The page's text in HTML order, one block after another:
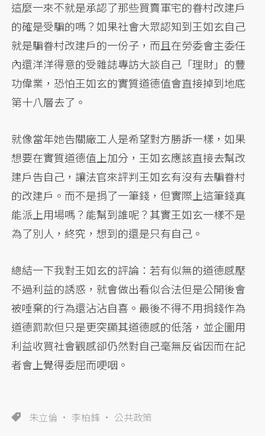
這麼一來不就是承認了那些買賣軍宅的眷村改建戶
的確是受騙的嗎？如果社會大眾認知到王如玄自己
就是騙眷村改建戶的一份子，而且在勞委會主委任
內還洋洋得意的受雜誌專訪大談自己「理財」的豐
功偉業，恐怕王如玄的實質道德值會直接掉到地底
第十八層去了。
就像當年她告關廠工人是希望對方勝訴一樣，如果
想要在實質道德值上加分，王如玄應該直接去幫改
建戶告自己，讓法官來評判王如玄有沒有去騙眷村
的改建戶。而不是捐了一筆錢，但實際上這筆錢真
能派上用場嗎？能幫到誰呢？其實王如玄一樣不是
為了別人，終究，想到的還是只有自己。
總結一下我對王如玄的評論：若有似無的道德感壓
不過利益的誘惑，就會做出看似合法但是公開後會
被唾棄的行為還沾沾自喜。最後不得不用捐錢作為
道德罰款但只是更突顯其道德感的低落，並企圖用
利益收買社會觀感卻仍然對自己毫無反省因而在記
者會上覺得委屈而哽咽。
朱立倫 李柏鋒 公共政策